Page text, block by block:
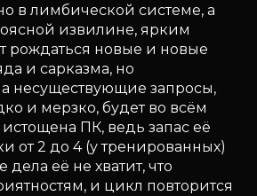
в лимбической системе, а
извилине, ярким
рождаться новые и новые
и сарказма, но
несуществующие запросы,
и мерзко, будет во всём
истощена ПК, ведь запас её
от 2 до 4 (у тренированных)
её не хватит, что
и цикл повторится